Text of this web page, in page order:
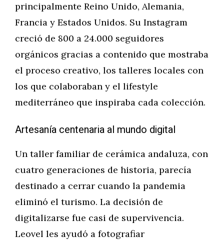
principalmente Reino Unido, Alemania,
Francia y Estados Unidos. Su Instagram
creció de 800 a 24.000 seguidores
orgánicos gracias a contenido que mostraba
el proceso creativo, los talleres locales con
los que colaboraban y el lifestyle
mediterráneo que inspiraba cada colección.
Artesanía centenaria al mundo digital
Un taller familiar de cerámica andaluza, con
cuatro generaciones de historia, parecía
destinado a cerrar cuando la pandemia
eliminó el turismo. La decisión de
digitalizarse fue casi de supervivencia.
Leovel les ayudó a fotografiar